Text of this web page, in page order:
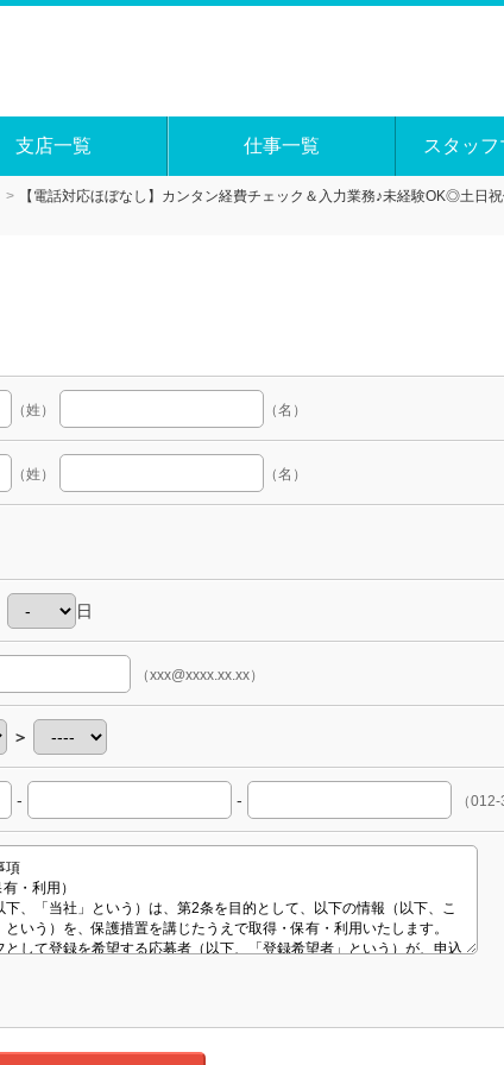
支店一覧 仕事一覧 スタッ
【電話対応ほぼなし】カンタン経費チェック＆入力業務♪未経験OK◎土日祝
（姓） （名）
（姓） （名）
日
（xxx@xxxx.xx.xx）
＞
- - （